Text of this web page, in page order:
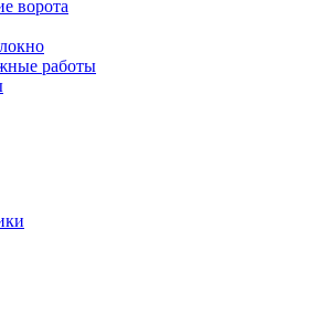
ворота
работы